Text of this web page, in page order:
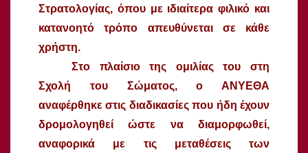
Στρατολογίας, όπου με ιδιαίτερα φιλικό και
κατανοητό τρόπο απευθύνεται σε κάθε
χρήστη.
Στο πλαίσιο της ομιλίας του στη
Σχολή του Σώματος, ο ΑΝΥΕΘΑ
αναφέρθηκε στις διαδικασίες που ήδη έχουν
δρομολογηθεί ώστε να διαμορφωθεί,
αναφορικά με τις μεταθέσεις των